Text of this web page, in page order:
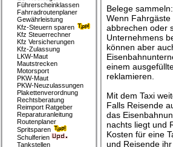
Belege sammeln:
Wenn
abbrechen oder
Unternehmens
können aber
einem
reklamieren.
Mit dem Taxi
Falls Reisende
das
nachts liegt und
Kosten für eine
und Reisende
Führerscheinklassen
Fahrradroutenplaner
Gewährleistung
Kfz-Steuern sparen
Kfz Steuerrechner
Kfz Versicherungen
Kfz-Zulassung
LKW-Maut
Mautstrecken
Motorsport
PKW-Maut
PKW-Neuzulassungen
Plakettenverordnung
Rechtsberatung
Reimport Ratgeber
Reparaturanleitung
Routenplaner
Spritsparen
Schulferien
Tankstellen